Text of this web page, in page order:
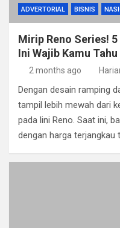
ADVERTORIAL BISNIS
Mirip Reno Series!
Ini Wajib Kamu
2 months ago
Dengan desain ramping
tampil lebih mewah dari
pada lini Reno. Saat ini,
dengan harga terjangkau